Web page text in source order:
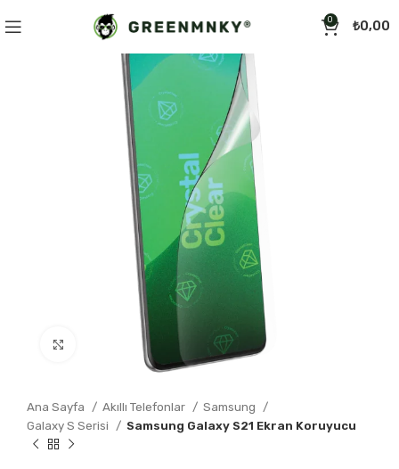
0 ₺0,00
Click to enlarge
Ana Sayfa Akıllı Telefonlar
Samsung
Galaxy S Serisi
Samsung Galaxy S21 Ekran Koruyucu